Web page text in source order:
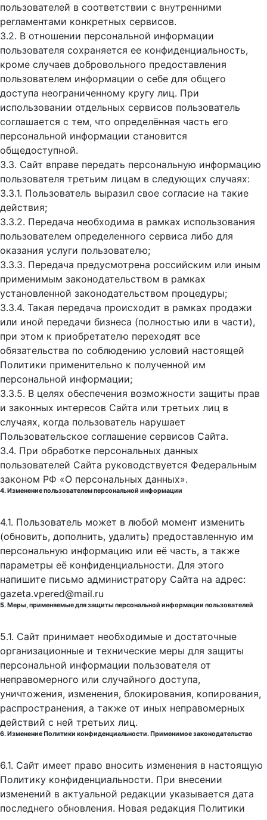
пользователей в соответствии с внутренними
регламентами конкретных сервисов.
3.2. В отношении персональной информации
пользователя сохраняется ее конфиденциальность,
кроме случаев добровольного предоставления
пользователем информации о себе для общего
доступа неограниченному кругу лиц. При
использовании отдельных сервисов пользователь
соглашается с тем, что определённая часть его
персональной информации становится
общедоступной.
3.3. Сайт вправе передать персональную информацию
пользователя третьим лицам в следующих случаях:
3.3.1. Пользователь выразил свое согласие на такие
действия;
3.3.2. Передача необходима в рамках использования
пользователем определенного сервиса либо для
оказания услуги пользователю;
3.3.3. Передача предусмотрена российским или иным
применимым законодательством в рамках
установленной законодательством процедуры;
3.3.4. Такая передача происходит в рамках продажи
или иной передачи бизнеса (полностью или в части),
при этом к приобретателю переходят все
обязательства по соблюдению условий настоящей
Политики применительно к полученной им
персональной информации;
3.3.5. В целях обеспечения возможности защиты прав
и законных интересов Сайта или третьих лиц в
случаях, когда пользователь нарушает
Пользовательское соглашение сервисов Сайта.
3.4. При обработке персональных данных
пользователей Сайта руководствуется Федеральным
законом РФ «О персональных данных».
4. Изменение пользователем персональной информации
4.1. Пользователь может в любой момент изменить
(обновить, дополнить, удалить) предоставленную им
персональную информацию или её часть, а также
параметры её конфиденциальности. Для этого
напишите письмо администратору Сайта на адрес:
gazeta.vpered@mail.ru
5. Меры, применяемые для защиты персональной информации пользователей
5.1. Сайт принимает необходимые и достаточные
организационные и технические меры для защиты
персональной информации пользователя от
неправомерного или случайного доступа,
уничтожения, изменения, блокирования, копирования,
распространения, а также от иных неправомерных
действий с ней третьих лиц.
6. Изменение Политики конфиденциальности. Применимое законодательство
6.1. Сайт имеет право вносить изменения в настоящую
Политику конфиденциальности. При внесении
изменений в актуальной редакции указывается дата
последнего обновления. Новая редакция Политики